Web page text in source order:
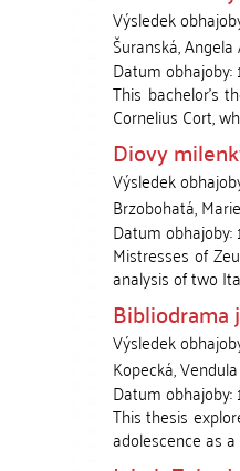
Výsledek
Šuranská,
Datum obhajoby:
This bachelor's
Cornelius Cort,
Diovy
Výsledek
Brzobohatá, Marie
Datum obhajoby:
Mistresses of
analysis of two
Bibliodrama
Výsledek
Kopecká, Vendula
Datum obhajoby:
This thesis
adolescence as